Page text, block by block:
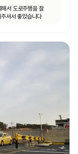
서 도로주행을 잘
셔서 좋았습니다